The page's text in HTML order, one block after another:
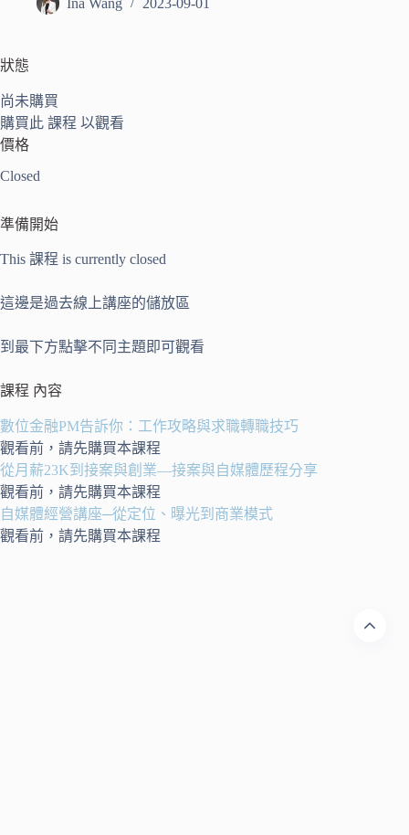
Ina Wang 2023-09-01
狀態
尚未購買
購買此 課程 以觀看
價格
Closed
準備開始
This 課程 is currently closed
這邊是過去線上講座的儲放區
到最下方點擊不同主題即可觀看
課程 內容
數位金融PM告訴你：工作攻略與求職轉職技巧
觀看前，請先購買本課程
從月薪23K到接案與創業—接案與自媒體歷程分享
觀看前，請先購買本課程
自媒體經營講座─從定位、曝光到商業模式
觀看前，請先購買本課程